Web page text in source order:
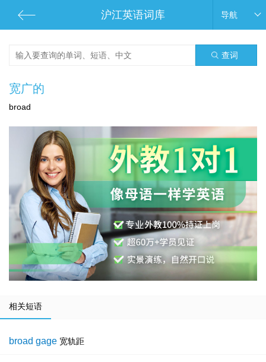
沪江英语词库 导航
查词
宽广的
broad
相关短语
broad gage 宽轨距